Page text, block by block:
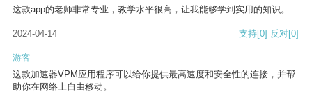
这款app的老师非常专业，教学水平很高，让我能够学到实用的知识。
2024-04-14 支持[0] 反对[0]
游客
这款加速器VPM应用程序可以给你提供最高速度和安全性的连接，并帮
助你在网络上自由移动。